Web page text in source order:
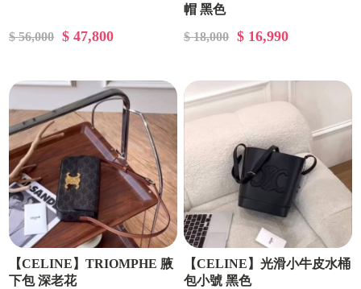
$ 56,000 $ 47,800
帽 黑色
$ 18,000
$ 16,990
【CELINE】TRIOMPHE 腋
下包 深老花
【CELINE】光滑小牛皮水桶
包小號 黑色